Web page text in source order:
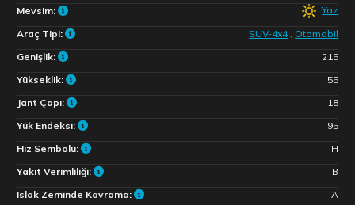
Mevsim:
Yaz
Araç Tipi:
SUV-4x4
Otomobil
Genişlik:
215
Yükseklik:
55
Jant Çapı:
18
Yük Endeksi:
95
Hız Sembolü:
H
Yakıt Verimliliği:
B
Islak Zeminde Kavrama:
A